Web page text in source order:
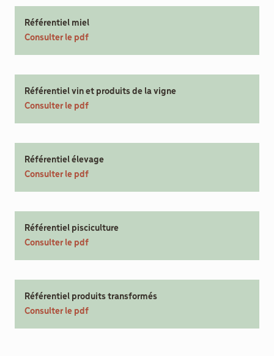
Référentiel miel
Consulter le pdf
Référentiel vin et produits de la vigne
Consulter le pdf
Référentiel élevage
Consulter le pdf
Référentiel pisciculture
Consulter le pdf
Référentiel produits transformés
Consulter le pdf